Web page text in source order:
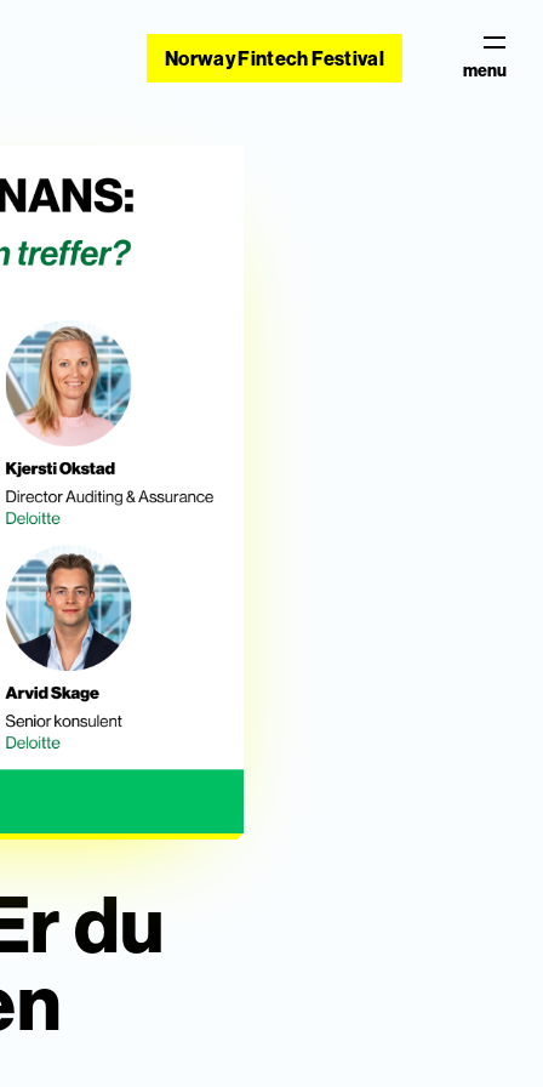
Norway Fintech Festival menu
du